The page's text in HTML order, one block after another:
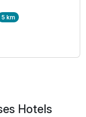
5 km
Hotels